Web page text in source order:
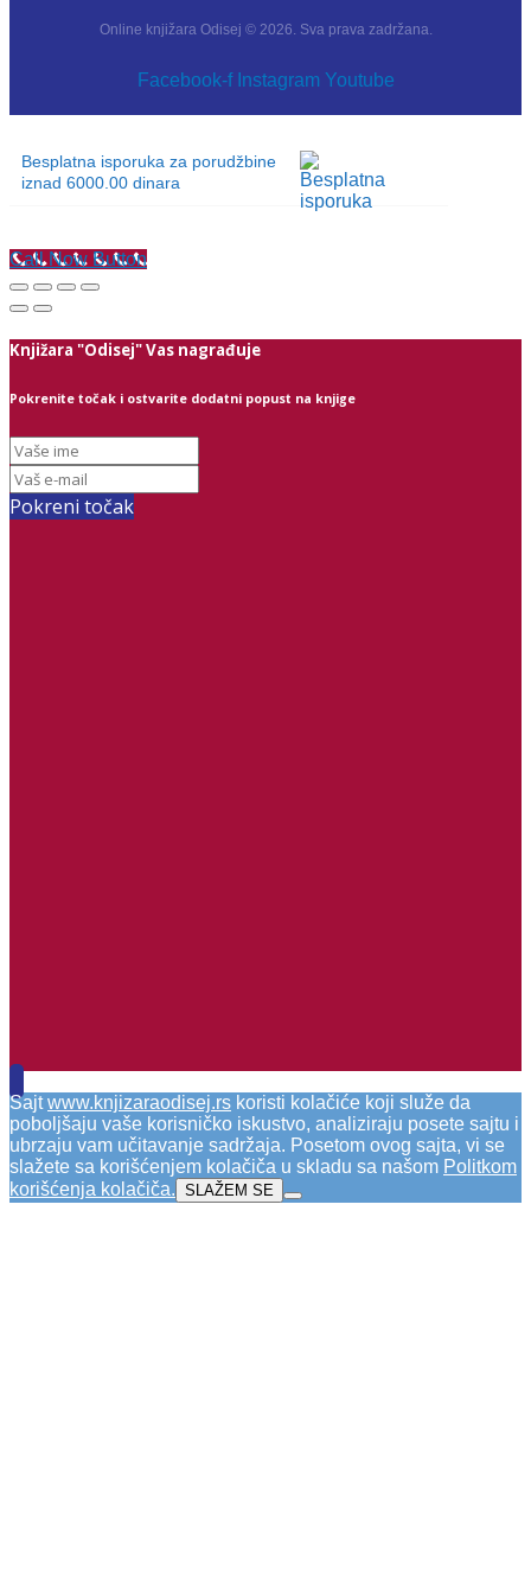
Online knjižara Odisej © 2026. Sva prava zadržana.
Facebook-f Instagram Youtube
Besplatna isporuka za porudžbine
iznad 6000.00 dinara
Call Now Button
Knjižara "Odisej" Vas nagrađuje
Pokrenite točak i ostvarite dodatni popust na knjige
Pokreni točak
Sajtwww.knjizaraodisej.rs koristi kolačiće koji služe da
poboljšaju vaše korisničko iskustvo, analiziraju posete sajtu i
ubrzaju vam učitavanje sadržaja. Posetom ovog sajta, vi se
slažete sa korišćenjem kolačiča u skladu sa našom Politkom
korišćenja kolačiča. SLAŽEM SE